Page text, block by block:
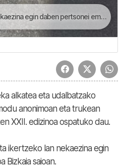
pertsonei emon jake | Aupa Bizkaia
alkatea eta udalbatzako
anonimoan eta trukean
XXII. edizinoa ospatuko dau.
ikertzeko lan nekaezina egin
Bizkaia saioan.